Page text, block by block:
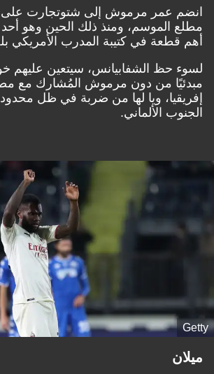
انضم عمر مرموش إلى شتوتجارت على
مطلع الموسم، ومنذ ذلك الحين وهو
أهم قطعة في كتيبة المدرب الأمريكي
لسوء حظ الشفابيانس، سيتعين عليهم
مبدئيًا من دون مرموش المُشارك مع
إفريقيا، ويا لها من ضربة في ظل
الجنوب الألماني.
Getty
ميلان